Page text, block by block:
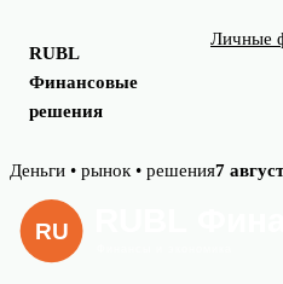
RUBL
Финансовые
решения
Личные
Skip
content
Деньги • рынок • решения7